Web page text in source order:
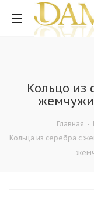
Кольцо из
Главная -
Кольца из серебра c